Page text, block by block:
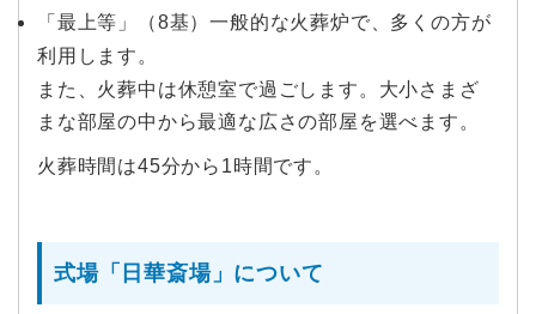
「最上等」（8基）一般的な火葬炉で、多くの方が
利用します。
また、火葬中は休憩室で過ごします。大小さまざ
まな部屋の中から最適な広さの部屋を選べます。
火葬時間は45分から1時間です。
式場「日華斎場」について